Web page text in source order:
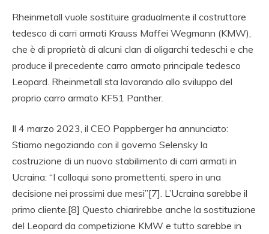
Rheinmetall vuole sostituire gradualmente il costruttore
tedesco di carri armati Krauss Maffei Wegmann (KMW),
che è di proprietà di alcuni clan di oligarchi tedeschi e che
produce il precedente carro armato principale tedesco
Leopard. Rheinmetall sta lavorando allo sviluppo del
proprio carro armato KF51 Panther.
Il 4 marzo 2023, il CEO Pappberger ha annunciato:
Stiamo negoziando con il governo Selensky la
costruzione di un nuovo stabilimento di carri armati in
Ucraina: “I colloqui sono promettenti, spero in una
decisione nei prossimi due mesi”[7]. L’Ucraina sarebbe il
primo cliente.[8] Questo chiarirebbe anche la sostituzione
del Leopard da competizione KMW e tutto sarebbe in